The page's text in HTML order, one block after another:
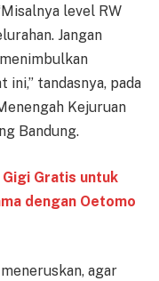
level RW
Jangan
tandasnya, pada
Kejuruan
Bandung.
Gratis untuk
dengan Oetomo
agar